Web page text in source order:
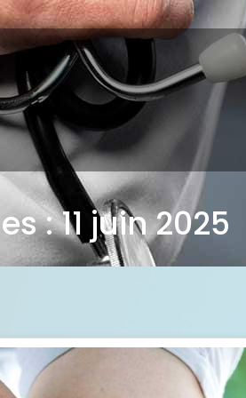
: 11 juin 2025